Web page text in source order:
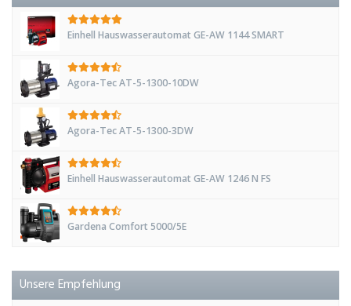
Einhell Hauswasserautomat GE-AW 1144 SMART
Agora-Tec AT-5-1300-10DW
Agora-Tec AT-5-1300-3DW
Einhell Hauswasserautomat GE-AW 1246 N FS
Gardena Comfort 5000/5E
Unsere Empfehlung